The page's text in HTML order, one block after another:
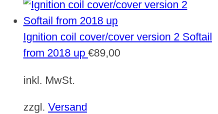
Ignition coil cover/cover version 2 Softail
from 2018 up €89,00
inkl. MwSt.
zzgl. Versand